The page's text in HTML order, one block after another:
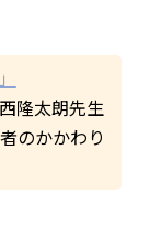
隆太朗先生
のかかわり